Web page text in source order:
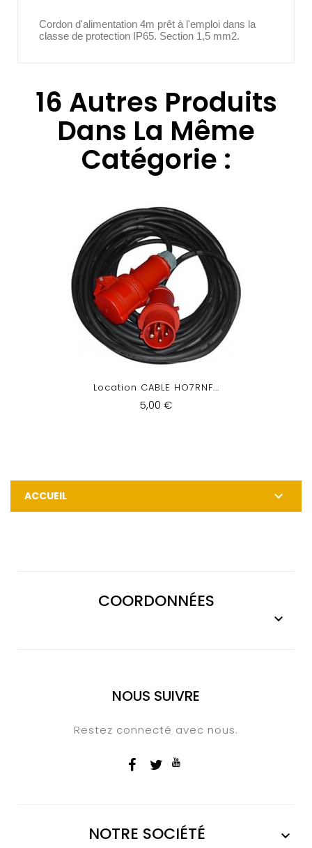
Cordon d'alimentation 4m prêt à l'emploi dans la
classe de protection IP65. Section 1,5 mm2.
16 Autres Produits
Dans La Même
Catégorie :
Location CABLE HO7RNF...
5,00 €
ACCUEIL 
COORDONNÉES

NOUS SUIVRE
Restez connecté avec nous.
NOTRE SOCIÉTÉ 